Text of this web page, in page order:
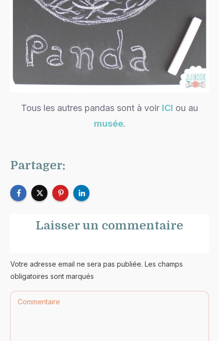
Tous les autres pandas sont à voir ICI ou au
musée.
Partager:
Laisser un commentaire
Votre adresse email ne sera pas publiée. Les champs
obligatoires sont marqués